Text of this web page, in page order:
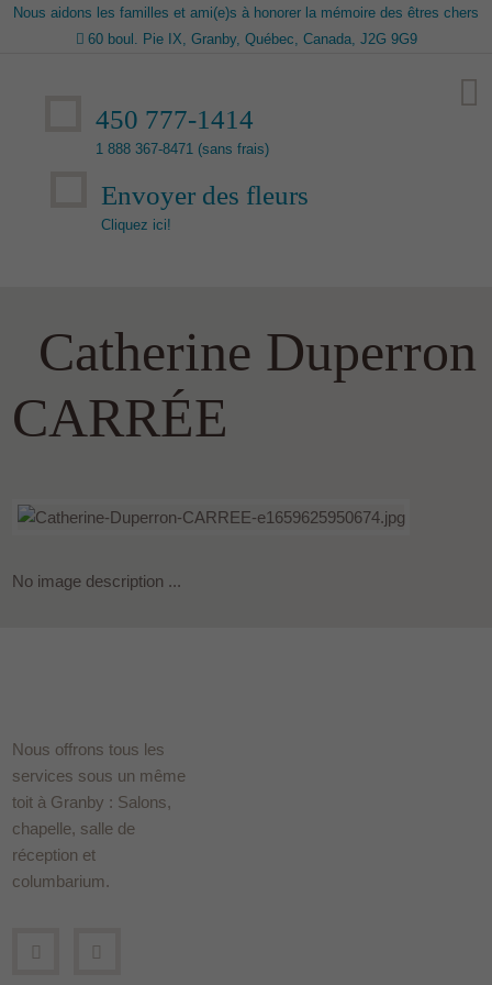
Nous aidons les familles et ami(e)s à honorer la mémoire des êtres chers
60 boul. Pie IX, Granby, Québec, Canada, J2G 9G9
450 777-1414
1 888 367-8471 (sans frais)
Envoyer des fleurs
Cliquez ici!
Catherine Duperron
CARRÉE
No image description ...
Nous offrons tous les
services sous un même
toit à Granby : Salons,
chapelle, salle de
réception et
columbarium.